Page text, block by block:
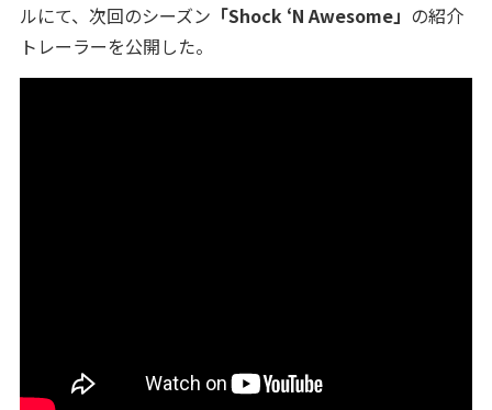
ルにて、次回のシーズン 「Shock ‘N Awesome」 の紹介
トレーラーを公開した。